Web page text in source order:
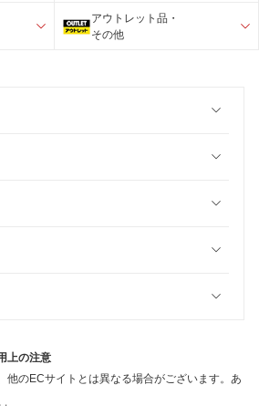
アウトレット品・
その他
上の注意
他のECサイトとは異なる場合がございます。あ